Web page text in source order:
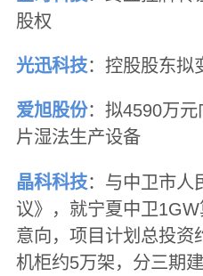
股权
光迅科技：控股股东拟
爱旭股份：拟4590万
片湿法生产设备
晶科科技：与中卫市人
议》，就宁夏中卫
意向，项目计划总投资
机柜约5万架，分三期建